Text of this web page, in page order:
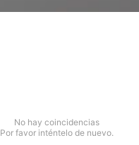
No hay coincidencias
Por favor inténtelo de nuevo.